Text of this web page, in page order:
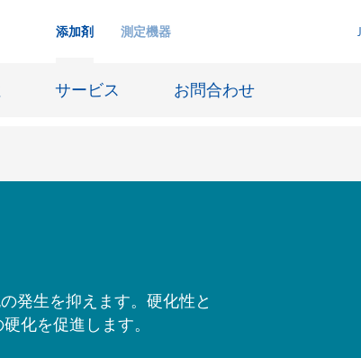
添加剤 測定機器
サービス お問合わせ
グ
潤滑油および離型
発生を抑えます。硬化性と
化を促進します。